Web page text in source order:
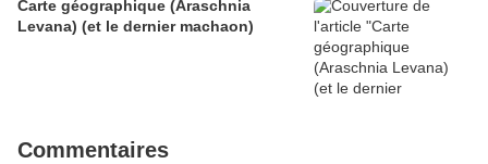
Carte géographique (Araschnia
Levana) (et le dernier machaon)
Commentaires